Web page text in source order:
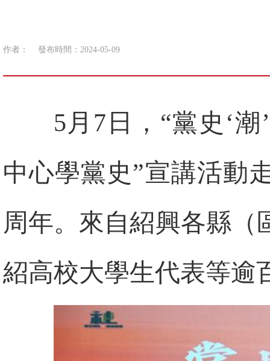
作者： 發布時間：2024-05-09
5月7日，“黨史‘
中心學黨史”宣講活動
周年。來自紹興各縣（
紹高校大學生代表等逾